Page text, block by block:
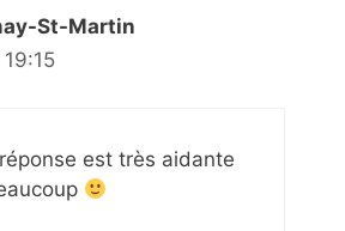
St-Martin
est très aidante